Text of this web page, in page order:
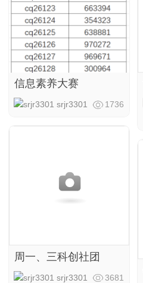
信息素养大赛
srjr3301 1736
周一、三科创社团
srjr3301 3681